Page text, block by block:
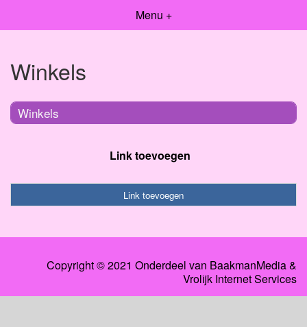
Menu +
Winkels
Winkels
Link toevoegen
Link toevoegen
Copyright © 2021 Onderdeel van BaakmanMedia&
Vrolijk Internet Services